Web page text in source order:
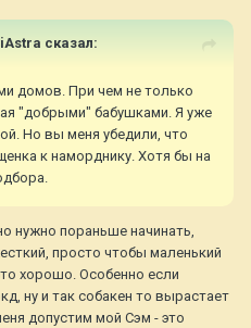
не хотел от них уходить
подмороженные смел со
сказал:
домов. При чем не только
"добрыми" бабушками. Я уже
Но вы меня убедили, что
к наморднику. Хотя бы на
нужно пораньше начинать,
просто чтобы маленький
хорошо. Особенно если
ну и так собакен то вырастает
допустим мой Сэм - это